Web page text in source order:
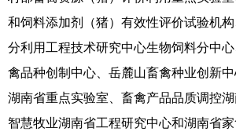
和饲料添加剂（猪）有效性评价试验机
分利用工程技术研究中心生物饲料分中
禽品种创制中心、岳麓山畜禽种业创新
湖南省重点实验室、畜禽产品品质调控湖
智慧牧业湖南省工程研究中心和湖南省